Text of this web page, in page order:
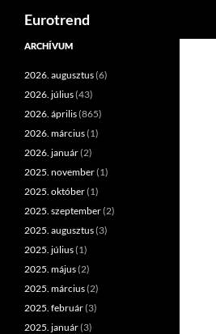
Kilépés
Eurotrend
ARCHÍVUM
2026. augusztus(6)
2026. július(43)
2026. április(865)
2026. március(1)
2026. január(2)
2025. november(1)
2025. október(1)
2025. szeptember(2)
2025. augusztus(3)
2025. július(1)
2025. május(2)
2025. március(2)
2025. február(3)
2025. január(3)